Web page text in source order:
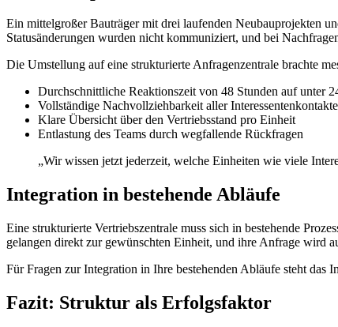
Ein mittelgroßer Bauträger mit drei laufenden Neubauprojekten
Statusänderungen wurden nicht kommuniziert, und bei
Die Umstellung auf eine strukturierte Anfragenzentrale brachte
Durchschnittliche Reaktionszeit von 48 Stunden auf unter
Vollständige Nachvollziehbarkeit aller Interessentenkontakte
Klare Übersicht über den Vertriebsstand pro Einheit
Entlastung des Teams durch wegfallende Rückfragen
„Wir wissen jetzt jederzeit, welche Einheiten wie viele
Integration in bestehende Abläufe
Eine strukturierte Vertriebszentrale muss sich in bestehende
gelangen direkt zur gewünschten Einheit, und ihre Anfrage wird
Für Fragen zur Integration in Ihre bestehenden Abläufe steht das
Fazit: Struktur als Erfolgsfaktor